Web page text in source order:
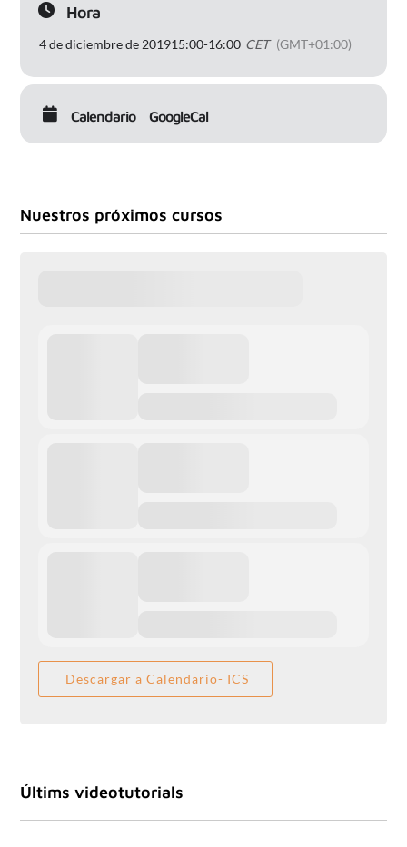
Hora
4 de diciembre de 201915:00-16:00 CET (GMT+01:00)
Calendario GoogleCal
Nuestros próximos cursos
Descargar a Calendario- ICS
Últims videotutorials